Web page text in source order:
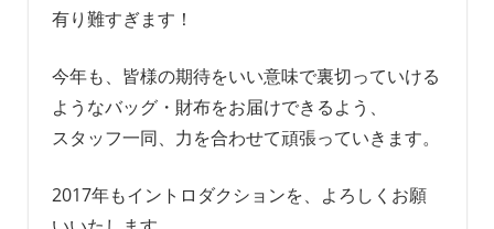
有り難すぎます！
今年も、皆様の期待をいい意味で裏切っていける
ようなバッグ・財布をお届けできるよう、
スタッフ一同、力を合わせて頑張っていきます。
2017年もイントロダクションを、よろしくお願